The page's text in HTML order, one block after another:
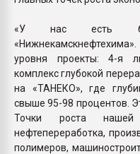
«У нас есть
уровня проекты: 4-я
комплекс глубокой
на «ТАНЕКО», где
свыше 95-98 процентов.
Точки роста нашей
нефтепереработка,
полимеров,